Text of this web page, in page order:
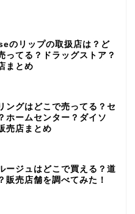
のリップの取扱店は？ど
ってる？ドラッグストア？
まとめ
ングはどこで売ってる？セ
ホームセンター？ダイソ
売店まとめ
ージュはどこで買える？道
販売店舗を調べてみた！